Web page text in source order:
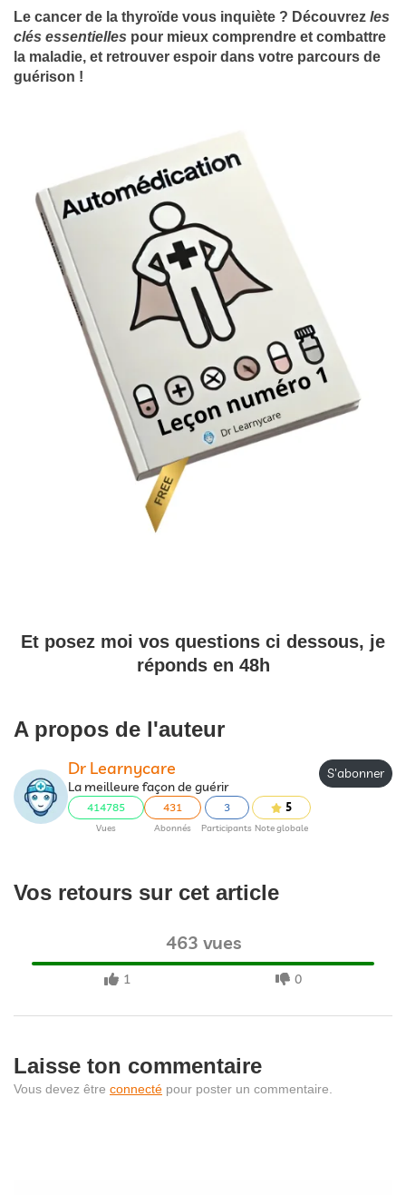
Le cancer de la thyroïde vous inquiète ? Découvrez les
clés essentielles pour mieux comprendre et combattre
la maladie, et retrouver espoir dans votre parcours de
guérison !
Et posez moi vos questions ci dessous, je
réponds en 48h
A propos de l'auteur
Dr Learnycare
La meilleure façon de guérir
414785
Vues
431
Abonnés
3
Participants
5
Note globale
S'abonner
Vos retours sur cet article
463 vues
1 0
Laisse ton commentaire
Vous devez être connecté pour poster un commentaire.